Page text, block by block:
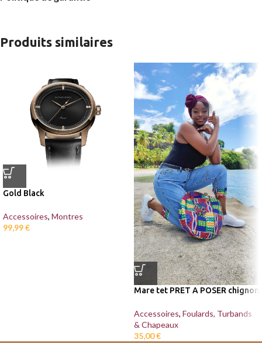
Produits similaires
Gold Black
Accessoires, Montres
99,99€
Mare tet PRET A POSER chignon
Accessoires, Foulards, Turbands
& Chapeaux
35,00€